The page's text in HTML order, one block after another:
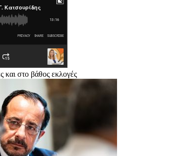
και στο βάθος εκλογές